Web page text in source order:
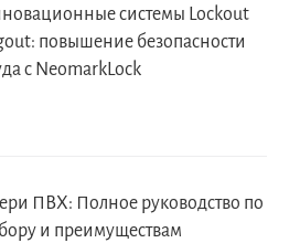
системы Lockout
повышение безопасности
с NeomarkLock
ПВХ: Полное руководство по
и преимуществам